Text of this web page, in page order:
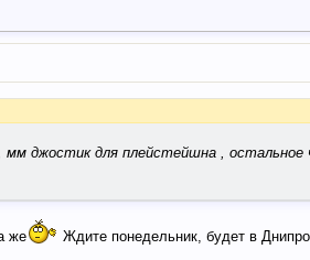
мм джостик для плейстейшна ,
же
Ждите понедельник, будет в